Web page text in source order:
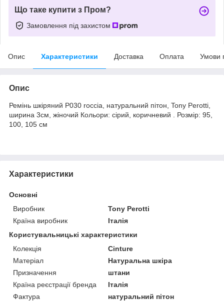
Що таке купити з Пром?
Замовлення під захистом
Опис Характеристики Доставка Оплата Умови
Опис
Ремінь шкіряний P030 roccia, натуральний пітон, Tony Perotti,
ширина 3см, жіночий Кольори: сірий, коричневий . Розмір: 95,
100, 105 см
Характеристики
Основні
Виробник
Tony Perotti
Країна виробник
Італія
Користувальницькі характеристики
Колекція
Cinture
Матеріал
Натуральна шкіра
Призначення
штани
Країна реєстрації бренда
Італія
Фактура
натуральний пітон